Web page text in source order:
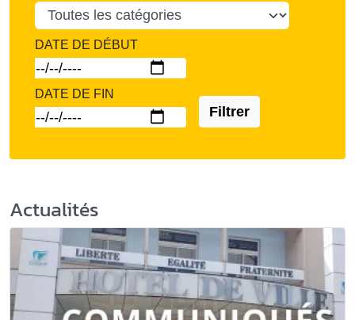
DATE DE DÉBUT
DATE DE FIN
Filtrer
Actualités